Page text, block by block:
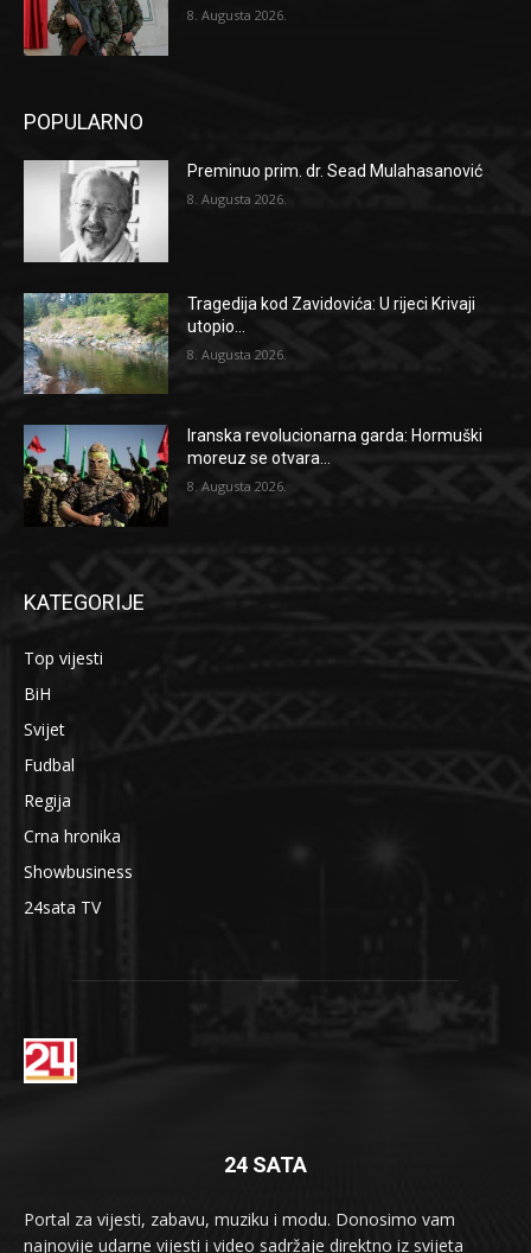
8. Augusta 2026.
POPULARNO
Preminuo prim. dr. Sead Mulahasanović
8. Augusta 2026.
Tragedija kod Zavidovića: U rijeci Krivaji
utopio...
8. Augusta 2026.
Iranska revolucionarna garda: Hormuški
moreuz se otvara...
8. Augusta 2026.
KATEGORIJE
Top vijesti
BiH
Svijet
Fudbal
Regija
Crna hronika
Showbusiness
24sata TV
24 SATA
Portal za vijesti, zabavu, muziku i modu. Donosimo vam
najnovije udarne vijesti i video sadržaje direktno iz svijeta